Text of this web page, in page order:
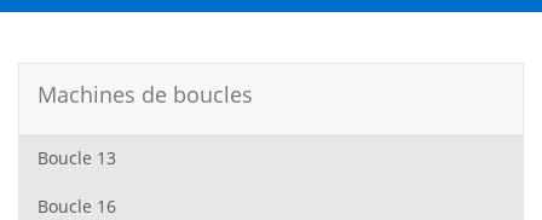
Machines de boucles
Boucle 13
Boucle 16